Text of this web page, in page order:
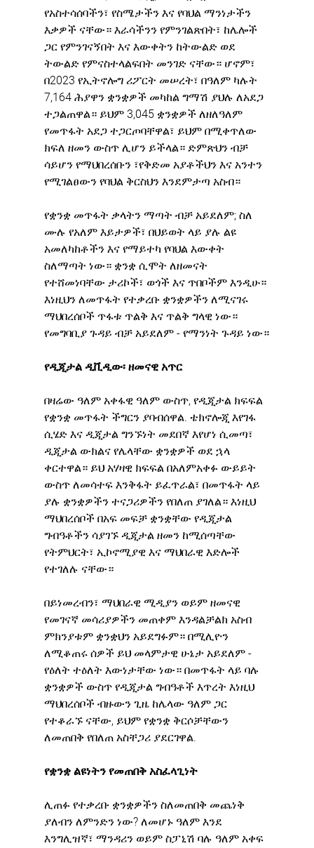
የአስተሳሰባችን፣ የስሜታችን እና የባህል ማንነታችን
እቃዎች ናቸው። እራሳችንን የምንገልጽበት፣ ከሌሎች
ጋር የምንገናኝበት እና እውቀትን ከትውልድ ወደ
ትውልድ የምናስተላልፍበት መንገድ ናቸው። ሆኖም፣
በ2023 የኢትኖሎግ ሪፖርት መሠረት፣ በዓለም ካሉት
7,164 ሕያዋን ቋንቋዎች መካከል ግማሽ ያህሉ ለአደጋ
ተጋልጠዋል። ይህም 3,045 ቋንቋዎች ለዘለዓለም
የመጥፋት አደጋ ተጋርጦባቸዋል፣ ይህም በሚቀጥለው
ክፍለ ዘመን ውስጥ ሊሆን ይችላል። ድምጽህን ብቻ
ሳይሆን የማህበረሰቡን ፣የቅድመ አያቶችህን እና አንተን
የሚገልፀውን የባህል ቅርስህን እንደምታጣ አስብ።
የቋንቋ መጥፋት ቃላትን ማጣት ብቻ አይደለም; ስለ
ሙሉ የአለም እይታዎች፣ በህይወት ላይ ያሉ ልዩ
አመለካከቶችን እና የማይተካ የባህል እውቀት
ስለማጣት ነው። ቋንቋ ሲሞት ለዘመናት
የተሸመነባቸው ታሪኮች፣ ወጎች እና ጥበቦችም እንዲሁ።
እነዚህን ለመጥፋት የተቃረቡ ቋንቋዎችን ለሚናገሩ
ማህበረሰቦች ጥፋቱ ጥልቅ እና ጥልቅ ግላዊ ነው።
የመግባቢያ ጉዳይ ብቻ አይደለም - የማንነት ጉዳይ ነው።
የዲጂታል ዲቪዲው፡ ዘመናዊ አጥር
በዛሬው ዓለም አቀፋዊ ዓለም ውስጥ, የዲጂታል ክፍፍል
የቋንቋ መጥፋት ችግርን ያባብሰዋል. ቴክኖሎጂ እየገፋ
ሲሄድ እና ዲጂታል ግንኙነት መደበኛ እየሆነ ሲመጣ፣
ዲጂታል ውክልና የሌላቸው ቋንቋዎች ወደ ኋላ
ቀርተዋል። ይህ አሃዛዊ ክፍፍል በአለምአቀፉ ውይይት
ውስጥ ለመሳተፍ እንቅፋት ይፈጥራል፣ በመጥፋት ላይ
ያሉ ቋንቋዎችን ተናጋሪዎችን የበለጠ ያገለል። እነዚህ
ማህበረሰቦች በአፍ መፍቻ ቋንቋቸው የዲጂታል
ግብዓቶችን ሳያገኙ ዲጂታል ዘመን ከሚሰጣቸው
የትምህርት፣ ኢኮኖሚያዊ እና ማህበራዊ እድሎች
የተገለሉ ናቸው።
በይነመረብን፣ ማህበራዊ ሚዲያን ወይም ዘመናዊ
የመገናኛ መሳሪያዎችን መጠቀም እንዳልቻልክ አስብ
ምክንያቱም ቋንቋህን አይደግፉም። በሚሊዮን
ለሚቆጠሩ ሰዎች ይህ መላምታዊ ሁኔታ አይደለም -
የዕለት ተዕለት እውነታቸው ነው። በመጥፋት ላይ ባሉ
ቋንቋዎች ውስጥ የዲጂታል ግብዓቶች እጥረት እነዚህ
ማህበረሰቦች ብዙውን ጊዜ ከሌላው ዓለም ጋር
የተቆራኙ ናቸው, ይህም የቋንቋ ቅርሶቻቸውን
ለመጠበቅ የበለጠ አስቸጋሪ ያደርገዋል.
የቋንቋ ልዩነትን የመጠበቅ አስፈላጊነት
ሊጠፉ የተቃረቡ ቋንቋዎችን ስለመጠበቅ መጨነቅ
ያለብን ለምንድን ነው? ለመሆኑ ዓለም እንደ
እንግሊዝኛ፣ ማንዳሪን ወይም ስፓኒሽ ባሉ ዓለም አቀፍ